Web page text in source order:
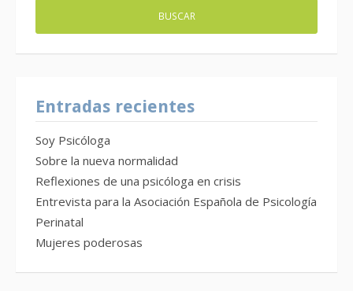
Entradas recientes
Soy Psicóloga
Sobre la nueva normalidad
Reflexiones de una psicóloga en crisis
Entrevista para la Asociación Española de Psicología
Perinatal
Mujeres poderosas